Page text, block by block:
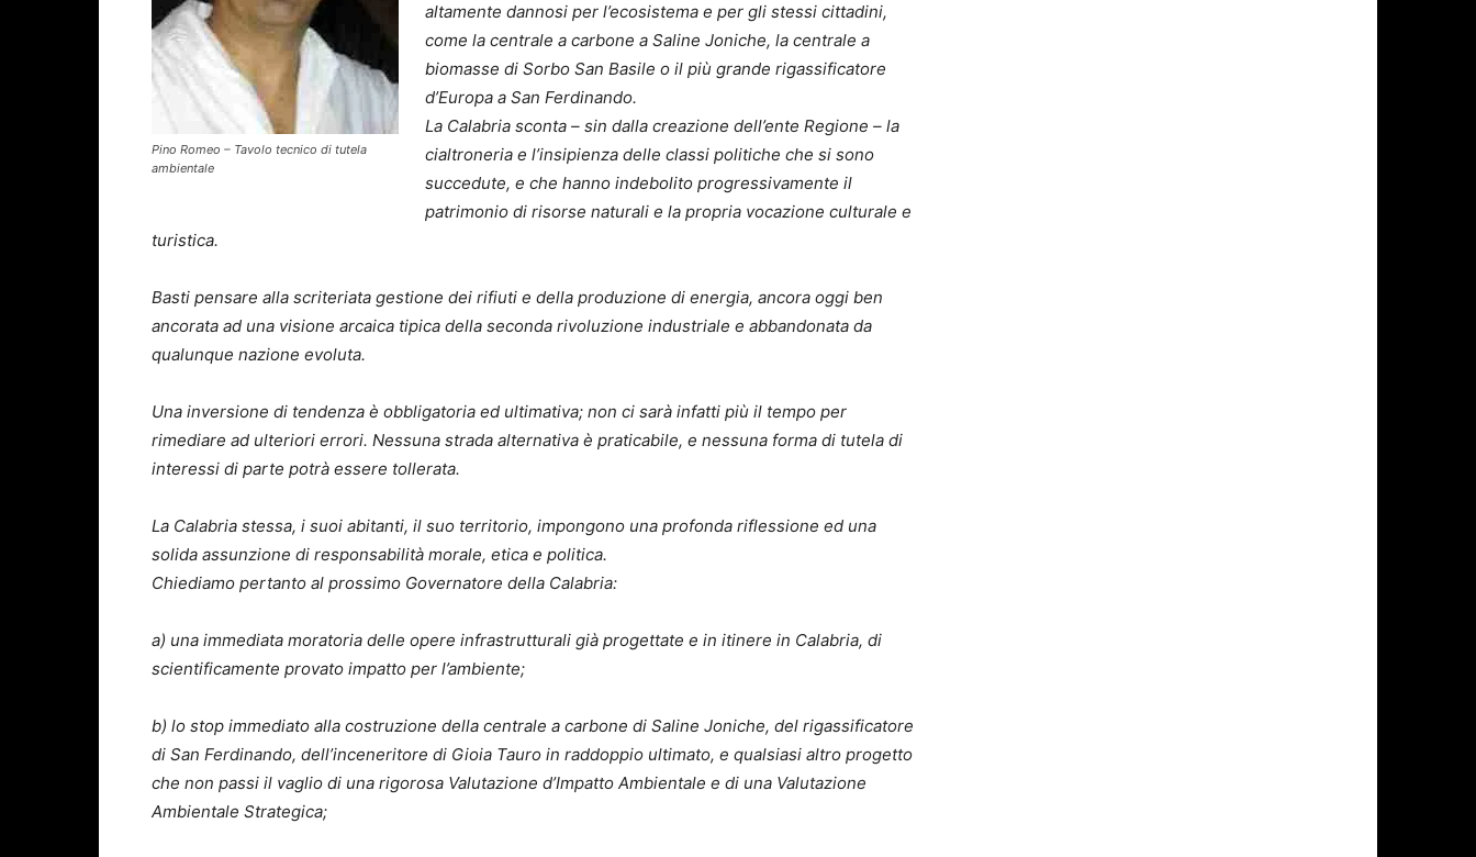
Pino Romeo – Tavolo tecnico di tutela
ambientale
altamente dannosi per l’ecosistema e per gli stessi cittadini,
come la centrale a carbone a Saline Joniche, la centrale a
biomasse di Sorbo San Basile o il più grande rigassificatore
d’Europa a San Ferdinando.
La Calabria sconta – sin dalla creazione dell’ente Regione – la
cialtroneria e l’insipienza delle classi politiche che si sono
succedute, e che hanno indebolito progressivamente il
patrimonio di risorse naturali e la propria vocazione culturale e
turistica.
Basti pensare alla scriteriata gestione dei rifiuti e della produzione di energia, ancora oggi ben
ancorata ad una visione arcaica tipica della seconda rivoluzione industriale e abbandonata da
qualunque nazione evoluta.
Una inversione di tendenza è obbligatoria ed ultimativa; non ci sarà infatti più il tempo per
rimediare ad ulteriori errori. Nessuna strada alternativa è praticabile, e nessuna forma di tutela di
interessi di parte potrà essere tollerata.
La Calabria stessa, i suoi abitanti, il suo territorio, impongono una profonda riflessione ed una
solida assunzione di responsabilità morale, etica e politica.
Chiediamo pertanto al prossimo Governatore della Calabria:
a) una immediata moratoria delle opere infrastrutturali già progettate e in itinere in Calabria, di
scientificamente provato impatto per l’ambiente;
b) lo stop immediato alla costruzione della centrale a carbone di Saline Joniche, del rigassificatore
di San Ferdinando, dell’inceneritore di Gioia Tauro in raddoppio ultimato, e qualsiasi altro progetto
che non passi il vaglio di una rigorosa Valutazione d’Impatto Ambientale e di una Valutazione
Ambientale Strategica;